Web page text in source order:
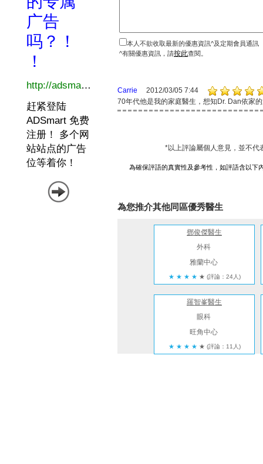
本人不欲收取最新的優惠資訊^及定期會員通訊
^有關優惠資訊，請按此查閱。
Carrie
2012/03/05 7:44
70年代他是我的家庭醫生，想知Dr. Dan依家
*以上評論屬個人意見，並不代
為確保評語的真實性及參考性，如評語含以下
為您推介其他同區優秀醫生
鄧俊傑醫生
外科
雅蘭中心
★ ★ ★ ★ ★ (評論：24人)
羅智峯醫生
眼科
旺角中心
★ ★ ★ ★ ★ (評論：11人)